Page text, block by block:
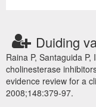
Duiding
Raina P, Santaguida
cholinesterase
evidence review for a
2008;148:379-97.